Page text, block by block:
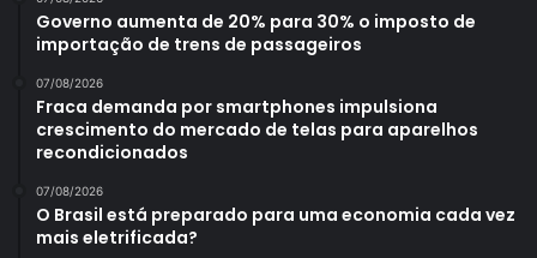
Governo aumenta de 20% para 30% o imposto de
importação de trens de passageiros
07/08/2026
Fraca demanda por smartphones impulsiona
crescimento do mercado de telas para aparelhos
recondicionados
07/08/2026
O Brasil está preparado para uma economia cada vez
mais eletrificada?